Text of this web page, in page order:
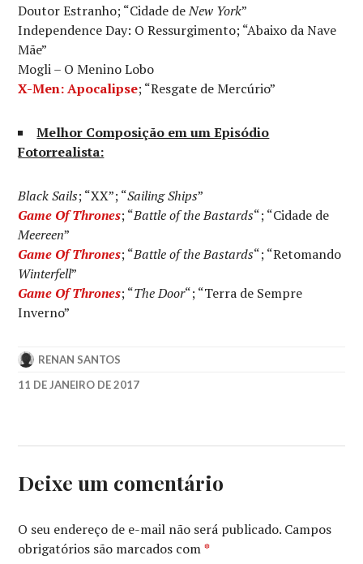
Doutor Estranho; “Cidade deNew York”
Independence Day: O Ressurgimento; “Abaixo da Nave
Mãe”
Mogli – O Menino Lobo
X-Men: Apocalipse; “Resgate de Mercúrio”
Melhor Composição em um Episódio
Fotorrealista:
Black Sails; “XX”; “Sailing Ships”
Game Of Thrones; “Battle of the Bastards“; “Cidade de
Meereen”
Game Of Thrones; “Battle of the Bastards“; “Retomando
Winterfell”
Game Of Thrones; “The Door“; “Terra de Sempre
Inverno”
RENAN SANTOS
11 DE JANEIRO DE 2017
THRONES
KUBO
AS
MÁGICAS,
Deixe um comentário
O seu endereço de e-mail não será publicado. Campos
obrigatórios são marcados com*